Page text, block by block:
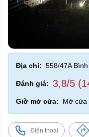
Địa chỉ: 558/47A
Đánh giá: 3,8/5
Giờ mở cửa: Mở cửa
Điện thoại